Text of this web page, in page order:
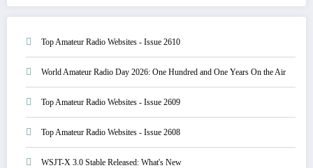
Top Amateur Radio Websites - Issue 2610
World Amateur Radio Day 2026: One Hundred and One Years On the Air
Top Amateur Radio Websites - Issue 2609
Top Amateur Radio Websites - Issue 2608
WSJT-X 3.0 Stable Released: What's New